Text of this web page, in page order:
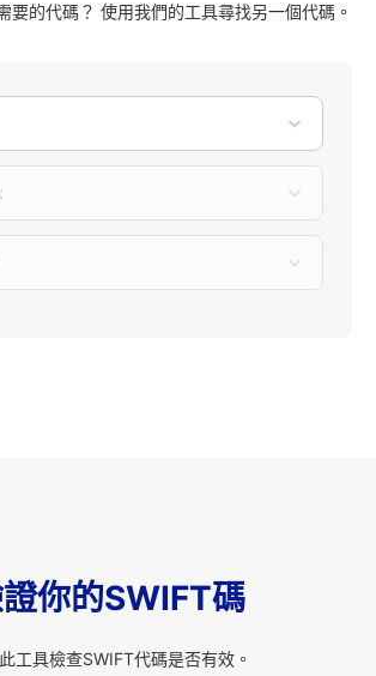
要的代碼？ 使用我們的工具尋找另一個代碼。
你的SWIFT碼
工具檢查SWIFT代碼是否有效。